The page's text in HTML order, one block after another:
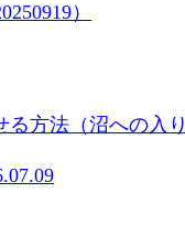
）
る方法（沼への入り